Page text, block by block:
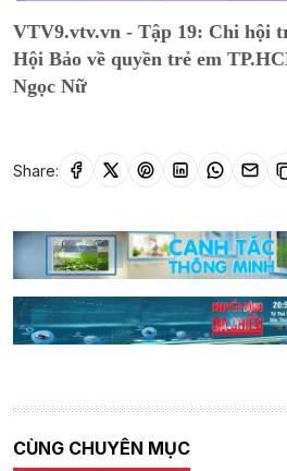
Time
VTV9.vtv.vn - Tập 19: Chi hội
Hội Bảo về quyền trẻ em
Ngọc Nữ
Share:
CÙNG CHUYÊN MỤC